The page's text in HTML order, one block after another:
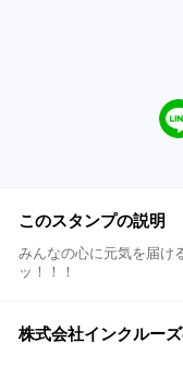
このスタンプの説明
みんなの心に元気を届け
ッ！！！
株式会社インクルー